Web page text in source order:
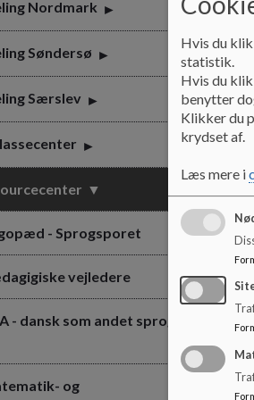
Nordmark
Søndersø
Særslev
- Sprogsporet
vejledere
- dansk som andet sprog
og
Hvis du
statistik.
Hvis du
benytter
Klikker du
krydset af.
Læs mere i